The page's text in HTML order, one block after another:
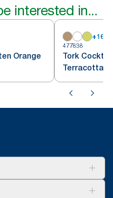
interested in...
Orange
+16
477838
Tork
Terracotta